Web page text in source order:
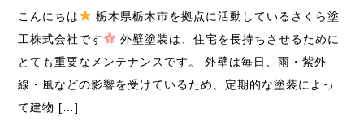
こんにちは
栃木県栃木市を拠点に活動しているさくら塗
工株式会社です
外壁塗装は、住宅を長持ちさせるために
とても重要なメンテナンスです。 外壁は毎日、雨・紫外
線・風などの影響を受けているため、定期的な塗装によっ
て建物 […]